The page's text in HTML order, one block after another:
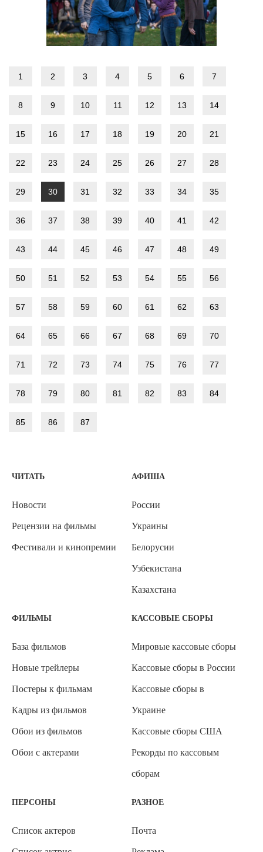
1 2 3 4 5 6 7
8 9 10 11 12 13 14
15 16 17 18 19 20 21
22 23 24 25 26 27 28
29 30 31 32 33 34 35
36 37 38 39 40 41 42
43 44 45 46 47 48 49
50 51 52 53 54 55 56
57 58 59 60 61 62 63
64 65 66 67 68 69 70
71 72 73 74 75 76 77
78 79 80 81 82 83 84
85 86 87
ЧИТАТЬ
Новости
Рецензии на фильмы
Фестивали и кинопремии
АФИША
России
Украины
Белорусии
Узбекистана
Казахстана
ФИЛЬМЫ
База фильмов
Новые трейлеры
Постеры к фильмам
Кадры из фильмов
Обои из фильмов
Обои с актерами
КАССОВЫЕ СБОРЫ
Мировые кассовые сборы
Кассовые сборы в России
Кассовые сборы в
Украине
Кассовые сборы США
Рекорды по кассовым
сборам
ПЕРСОНЫ
Список актеров
РАЗНОЕ
Почта